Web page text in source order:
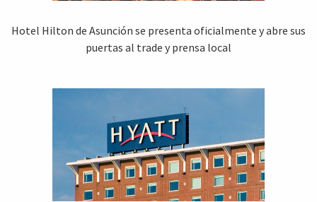
Hotel Hilton de Asunción se presenta oficialmente y abre sus
puertas al trade y prensa local